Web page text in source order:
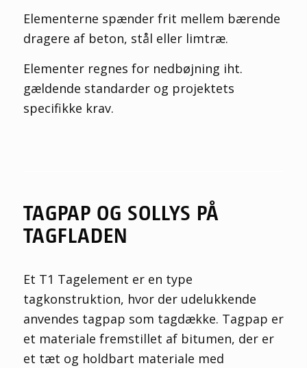
Elementerne spænder frit mellem bærende
dragere af beton, stål eller limtræ.
Elementer regnes for nedbøjning iht.
gældende standarder og projektets
specifikke krav.
TAGPAP OG SOLLYS PÅ
TAGFLADEN
Et T1 Tagelement er en type
tagkonstruktion, hvor der udelukkende
anvendes tagpap som tagdække. Tagpap er
et materiale fremstillet af bitumen, der er
et tæt og holdbart materiale med